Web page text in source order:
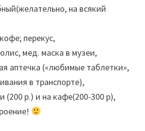
на всякий
перекус,
мед. маска в музеи,
аптечка («любимые таблетки»,
в транспорте),
(200 р.) и на кафе(200-300 р),